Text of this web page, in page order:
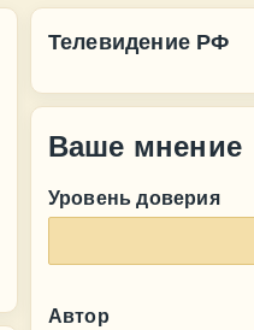
Телевидение РФ
Ваше мнение
Уровень доверия
Автор